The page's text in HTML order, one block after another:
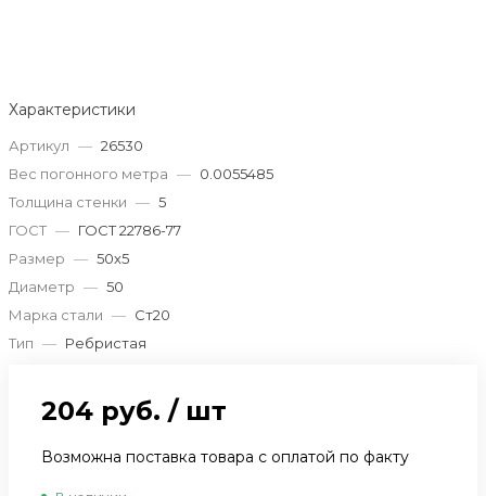
Характеристики
Артикул — 26530
Вес погонного метра — 0.0055485
Толщина стенки — 5
ГОСТ — ГОСТ 22786-77
Размер — 50х5
Диаметр — 50
Марка стали — Ст20
Тип — Ребристая
204 руб. / шт
Возможна поставка товара с оплатой по факту